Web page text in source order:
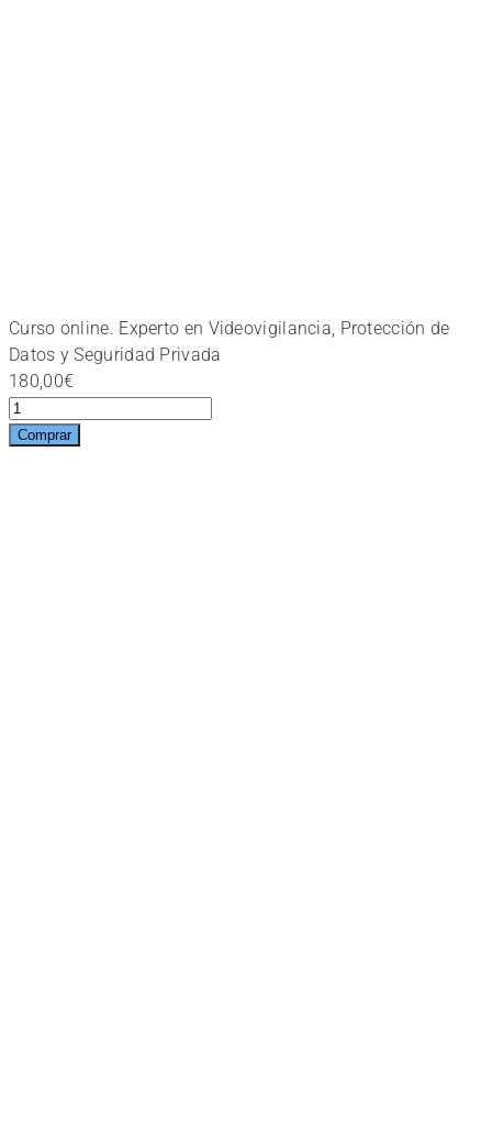
Curso online. Experto en Videovigilancia, Protección de
Datos y Seguridad Privada
180,00€
Curso
online.
Comprar